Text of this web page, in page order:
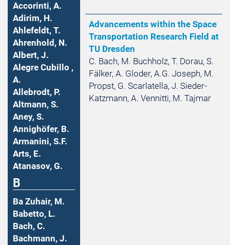
Accorinti, A.
Adirim, H.
Ahlefeldt, T.
Ahrenhold, N.
Albert, J.
Alegre Cubillo ,
A.
Allebrodt, P.
Altmann, S.
Aney, S.
Annighöfer, B.
Armanini, S.F.
Arts, E.
Atanasov, G.
B
Ba Zuhair, M.
Babetto, L.
Bach, C.
Bachmann, J.
Advancements within the Space
Transportation Research Field at
TU Dresden
C. Bach, M. Buchholz, T. Dorau, S.
Fälker, A. Gloder, A.G. Joseph, M.
Propst, G. Scarlatella, J. Sieder-
Katzmann, A. Vennitti, M. Tajmar